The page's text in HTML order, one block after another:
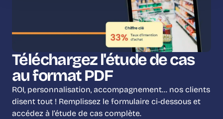
Téléchargez l'étude de cas
au format PDF
ROI, personnalisation, accompagnement… nos clients
disent tout ! Remplissez le formulaire ci-dessous et
accédez à l’étude de cas complète.